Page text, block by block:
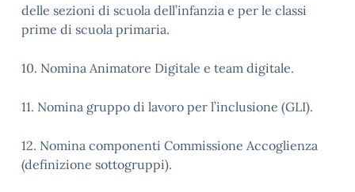
delle sezioni di scuola dell’infanzia e per le classi
prime di scuola primaria.
10. Nomina Animatore Digitale e team digitale.
11. Nomina gruppo di lavoro per l’inclusione (GLI).
12. Nomina componenti Commissione Accoglienza
(definizione sottogruppi).